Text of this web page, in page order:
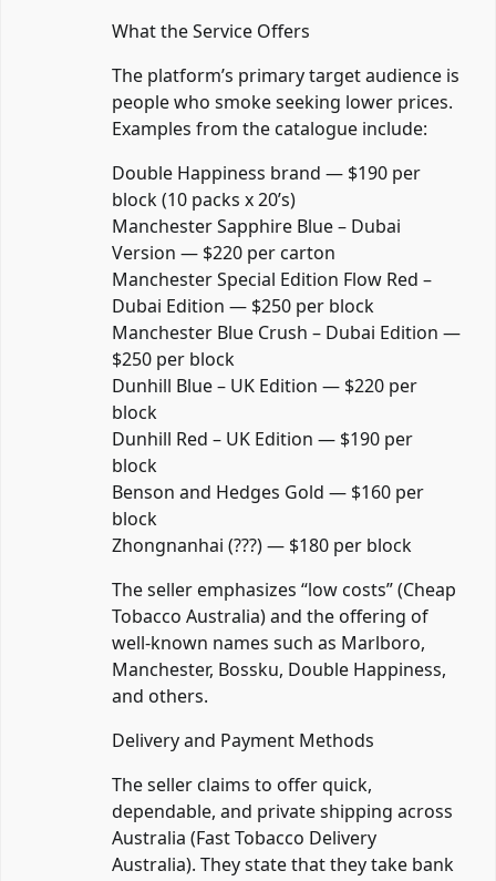
What the Service Offers
The platform’s primary target audience is
people who smoke seeking lower prices.
Examples from the catalogue include:
Double Happiness brand — $190 per
block (10 packs x 20’s)
Manchester Sapphire Blue – Dubai
Version — $220 per carton
Manchester Special Edition Flow Red –
Dubai Edition — $250 per block
Manchester Blue Crush – Dubai Edition —
$250 per block
Dunhill Blue – UK Edition — $220 per
block
Dunhill Red – UK Edition — $190 per
block
Benson and Hedges Gold — $160 per
block
Zhongnanhai (???) — $180 per block
The seller emphasizes “low costs” (Cheap
Tobacco Australia) and the offering of
well-known names such as Marlboro,
Manchester, Bossku, Double Happiness,
and others.
Delivery and Payment Methods
The seller claims to offer quick,
dependable, and private shipping across
Australia (Fast Tobacco Delivery
Australia). They state that they take bank